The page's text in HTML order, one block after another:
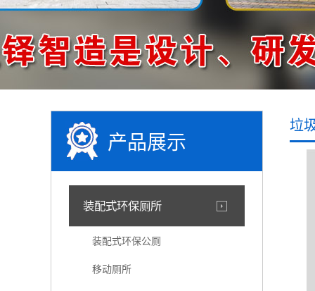
产品展示
装配式环保厕所
装配式环保公厕
移动厕所
垃